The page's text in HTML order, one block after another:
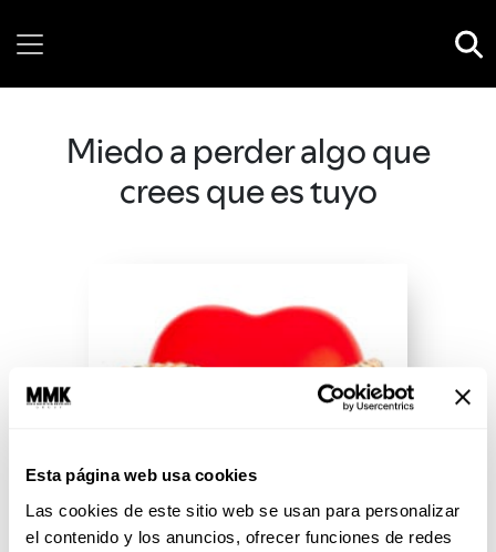
Esta página web usa cookies
Las cookies de este sitio web se usan para personalizar
el contenido y los anuncios, ofrecer funciones de redes
Miedo a perder algo que
crees que es tuyo